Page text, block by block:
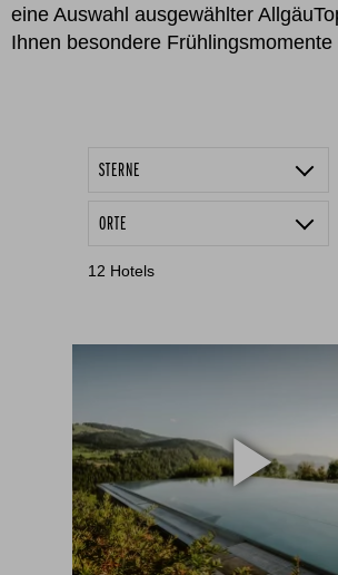
eine Auswahl ausgewählter
Ihnen besondere Frühlingsmomente
STERNE
ORTE
Bad Hindelang
Füssen
Marktoberdorf
Oberstaufen
Oberstdorf
Scheidegg
12 Hotels